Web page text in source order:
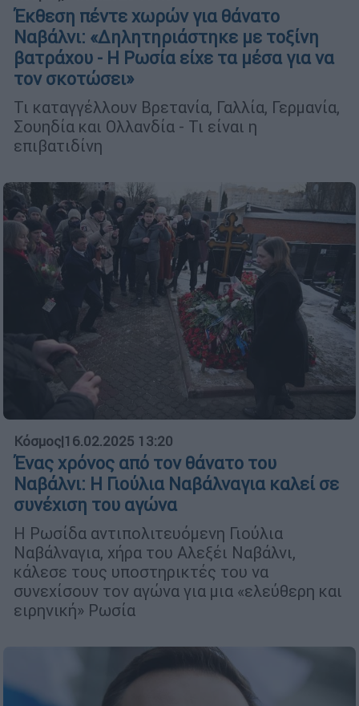
Έκθεση πέντε χωρών για θάνατο
Ναβάλνι: «Δηλητηριάστηκε με τοξίνη
βατράχου - Η Ρωσία είχε τα μέσα για να
τον σκοτώσει»
Τι καταγγέλλουν Βρετανία, Γαλλία, Γερμανία,
Σουηδία και Ολλανδία - Τι είναι η
επιβατιδίνη
Κόσμος|16.02.2025 13:20
Ένας χρόνος από τον θάνατο του
Ναβάλνι: Η Γιούλια Ναβάλναγια καλεί σε
συνέχιση του αγώνα
Η Ρωσίδα αντιπολιτευόμενη Γιούλια
Ναβάλναγια, χήρα του Αλεξέι Ναβάλνι,
κάλεσε τους υποστηρικτές του να
συνεχίσουν τον αγώνα για μια «ελεύθερη και
ειρηνική» Ρωσία